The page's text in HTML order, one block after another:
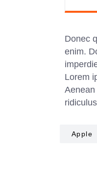
Donec
enim.
Lorem
Apple